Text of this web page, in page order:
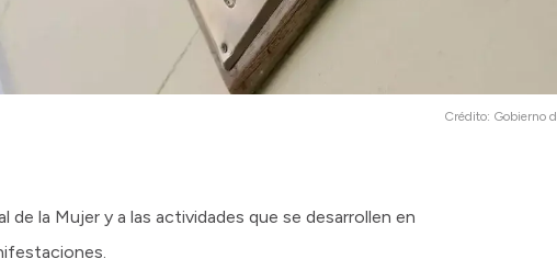
Crédito: Gobierno
la Mujer y a las actividades que se desarrollen en